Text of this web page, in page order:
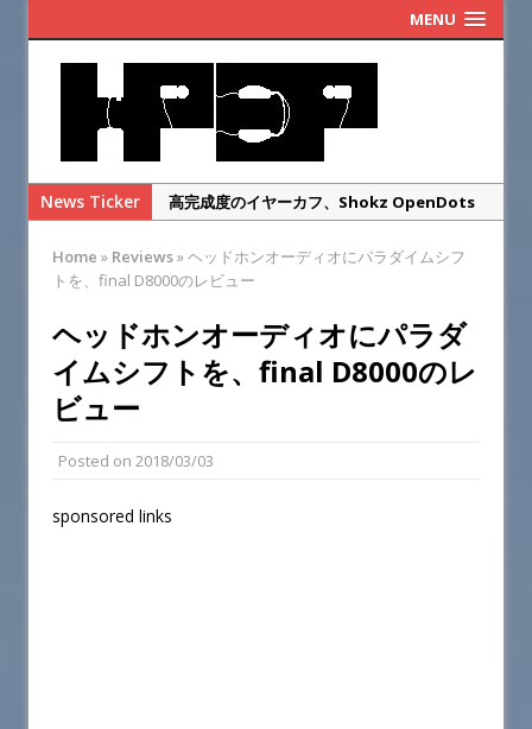
MENU
News Ticker
高完成度のイヤーカフ、Shokz OpenDots
まだ改善の余地あり！KOSS Porta Pro
ゲオのレトロヘッドホンを本家ポタプロと比
較レビュー・・・するまでもなかった
華やかな高域と総合満足度◎SENNHEISER
Home » Reviews»ヘッドホンオーディオにパラダイムシフ
トを、final D8000のレビュー
ヘッドホンオーディオにパラダ
イムシフトを、final D8000のレ
ビュー
Posted on 2018/03/03
sponsored links